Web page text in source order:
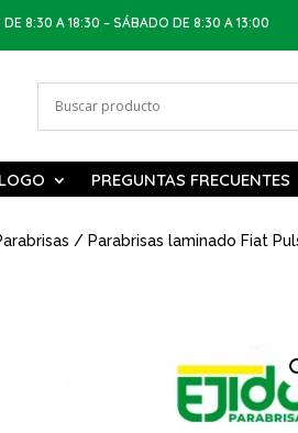
8:30 A 18:30 – SÁBADO DE 8:30 A 13:00
PREGUNTAS FRECUENTES
/ Parabrisas laminado Fiat